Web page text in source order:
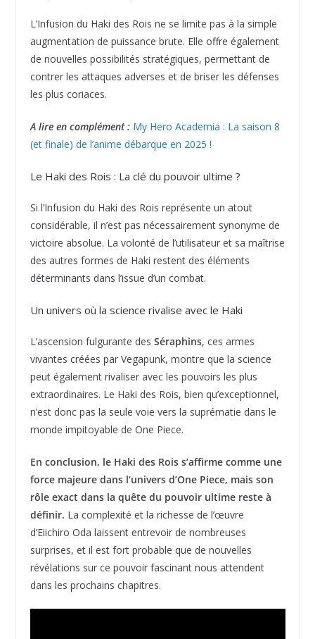
L’Infusion du Haki des Rois ne se limite pas à la simple
augmentation de puissance brute. Elle offre également
de nouvelles possibilités stratégiques, permettant de
contrer les attaques adverses et de briser les défenses
les plus coriaces.
A lire en complément : My Hero Academia : La saison 8
(et finale) de l’anime débarque en 2025 !
Le Haki des Rois : La clé du pouvoir ultime ?
Si l’Infusion du Haki des Rois représente un atout
considérable, il n’est pas nécessairement synonyme de
victoire absolue. La volonté de l’utilisateur et sa maîtrise
des autres formes de Haki restent des éléments
déterminants dans l’issue d’un combat.
Un univers où la science rivalise avec le Haki
L’ascension fulgurante des Séraphins, ces armes
vivantes créées par Vegapunk, montre que la science
peut également rivaliser avec les pouvoirs les plus
extraordinaires. Le Haki des Rois, bien qu’exceptionnel,
n’est donc pas la seule voie vers la suprématie dans le
monde impitoyable de One Piece.
En conclusion, le Haki des Rois s’affirme comme une
force majeure dans l’univers d’One Piece, mais son
rôle exact dans la quête du pouvoir ultime reste à
définir. La complexité et la richesse de l’œuvre
d’Eiichiro Oda laissent entrevoir de nombreuses
surprises, et il est fort probable que de nouvelles
révélations sur ce pouvoir fascinant nous attendent
dans les prochains chapitres.